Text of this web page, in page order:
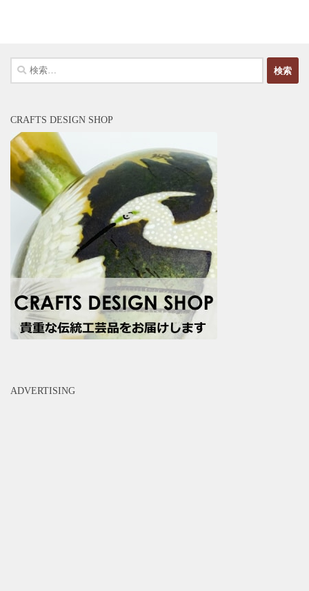
検
索:
CRAFTS DESIGN SHOP
ADVERTISING